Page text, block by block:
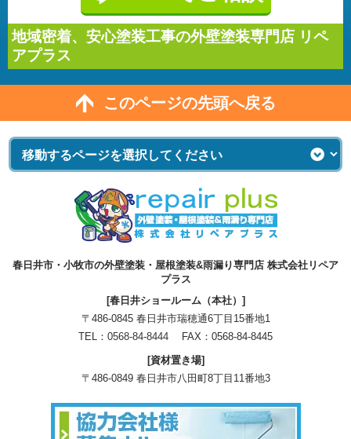
地域密着、安心塗装工事の外壁塗装専門店 リペ
アプラス
このページの先頭へ戻る
春日井市・小牧市の外壁塗装・屋根塗装&雨漏り専門店 株式会社リペア
プラス
[春日井ショールーム（本社）]
〒486-0845 春日井市瑞穂通6丁目15番地1
TEL： 0568-84-8444 FAX：0568-84-8445
[資材置き場]
〒486-0849 春日井市八田町8丁目11番地3